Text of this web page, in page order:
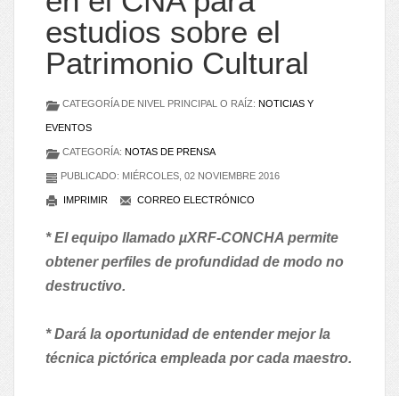
estudios sobre el
Patrimonio Cultural
CATEGORÍA DE NIVEL PRINCIPAL O RAÍZ: NOTICIAS Y
EVENTOS
CATEGORÍA: NOTAS DE PRENSA
PUBLICADO: MIÉRCOLES, 02 NOVIEMBRE 2016
IMPRIMIR CORREO ELECTRÓNICO
* El equipo llamado µXRF-CONCHA permite
obtener perfiles de profundidad de modo no
destructivo.
* Dará la oportunidad de entender mejor la
técnica pictórica empleada por cada maestro.